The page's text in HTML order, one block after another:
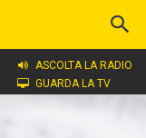
ASCOLTA LA RADIO
GUARDA LA TV